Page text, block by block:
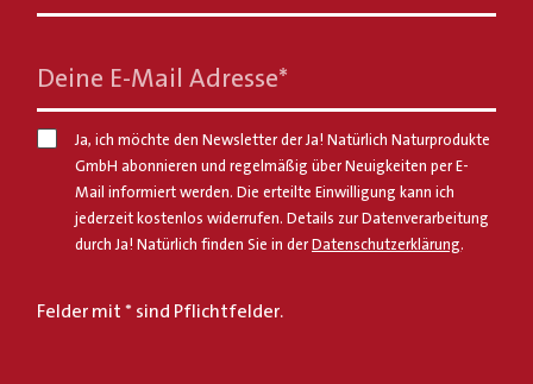
Deine E-Mail Adresse*
Ja, ich möchte den Newsletter der Ja! Natürlich Naturprodukte
GmbH abonnieren und regelmäßig über Neuigkeiten per E-
Mail informiert werden. Die erteilte Einwilligung kann ich
jederzeit kostenlos widerrufen. Details zur Datenverarbeitung
durch Ja! Natürlich finden Sie in derDatenschutzerklärung.
Felder mit * sind Pflichtfelder.